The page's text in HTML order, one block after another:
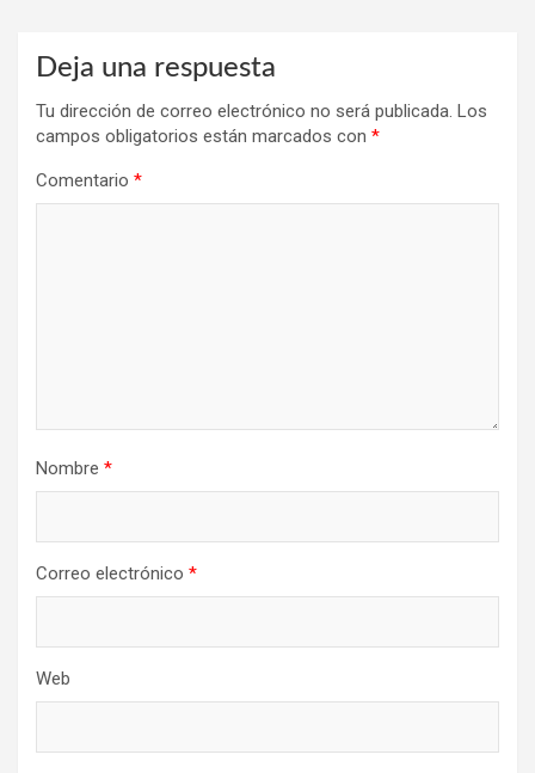
Deja una respuesta
Tu dirección de correo electrónico no será publicada. Los
campos obligatorios están marcados con *
Comentario *
Nombre *
Correo electrónico *
Web